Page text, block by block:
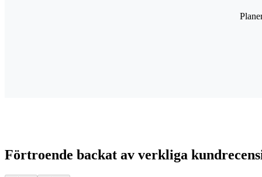
Förtroende backat av verkliga